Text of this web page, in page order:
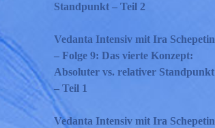
Standpunkt – Teil 2
Vedanta Intensiv mit Ira Schepetin
– Folge 9: Das vierte Konzept:
Absoluter vs. relativer Standpunkt
– Teil 1
Vedanta Intensiv mit Ira Schepetin